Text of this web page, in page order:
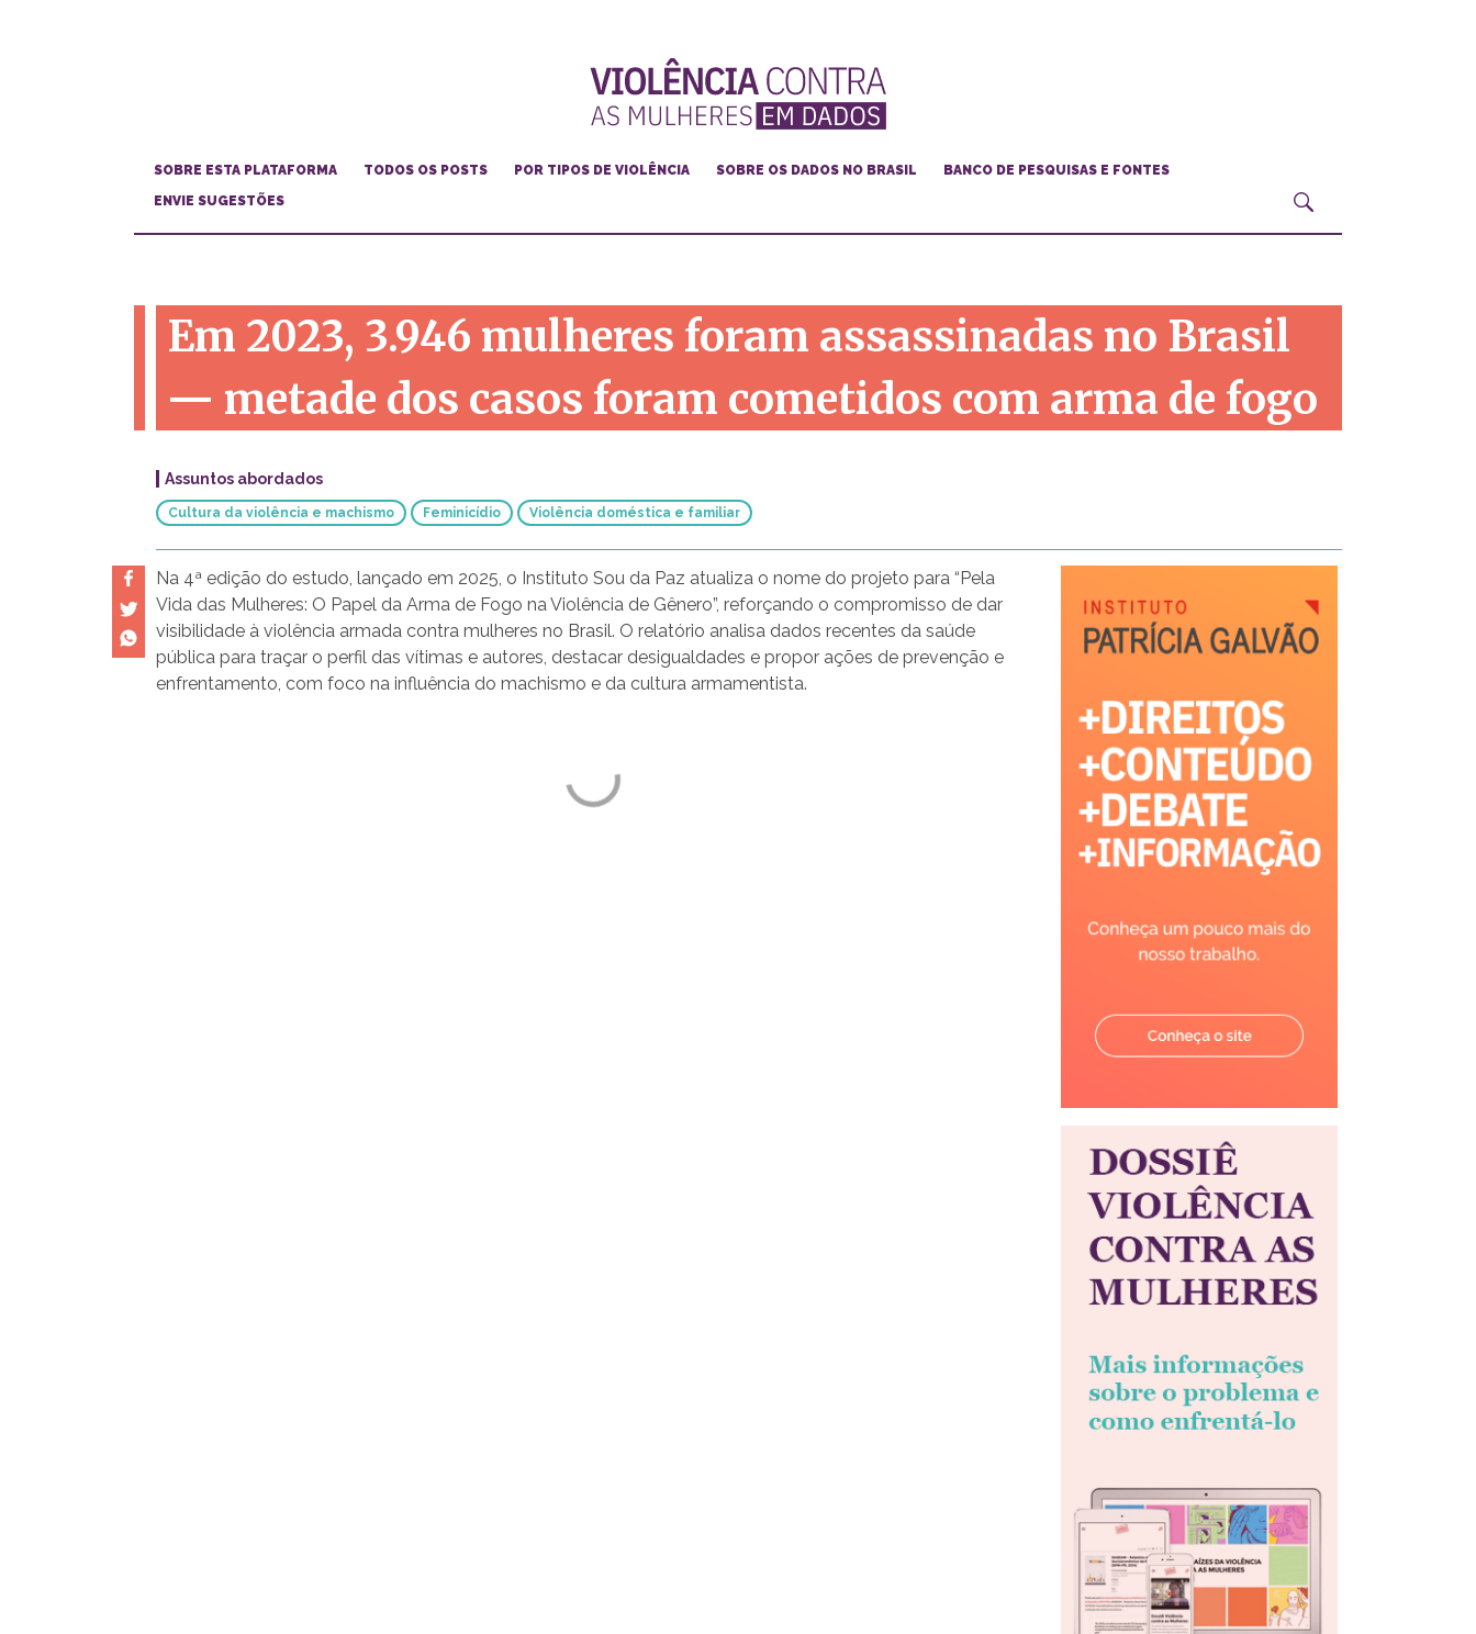
SOBRE ESTA PLATAFORMA TODOS OS POSTS POR TIPOS DE VIOLÊNCIA
Violência contra mulheres lésbicas, bis e trans
Violência e racismo
Todas as violências
SOBRE OS DADOS NO BRASIL
BANCO DE PESQUISAS E FONTES
ENVIE SUGESTÕES
Em 2023, 3.946 mulheres foram assassinadas no Brasil
— metade dos casos foram cometidos com arma de fogo
Assuntos abordados
Cultura da violência e machismo Feminicídio Violência doméstica e familiar
Na 4ª edição do estudo, lançado em 2025, o Instituto Sou da Paz atualiza o nome do projeto para “Pela
Vida das Mulheres: O Papel da Arma de Fogo na Violência de Gênero”, reforçando o compromisso de dar
visibilidade à violência armada contra mulheres no Brasil. O relatório analisa dados recentes da saúde
pública para traçar o perfil das vítimas e autores, destacar desigualdades e propor ações de prevenção e
enfrentamento, com foco na influência do machismo e da cultura armamentista.